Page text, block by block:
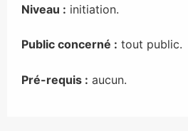
Niveau : initiation.
Public concerné : tout public.
Pré-requis : aucun.